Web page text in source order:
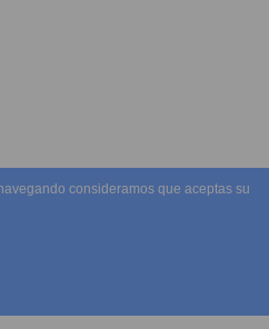
consideramos que aceptas su